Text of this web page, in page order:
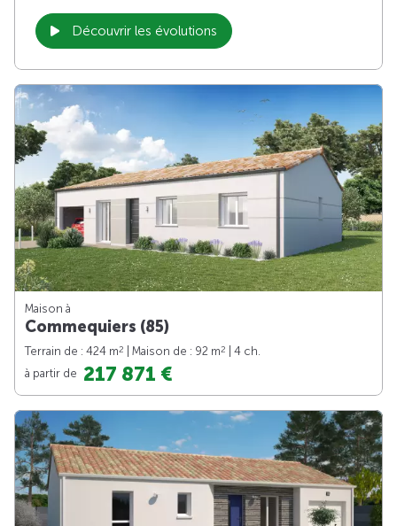
Découvrir les évolutions
Maison à
Commequiers (85)
Terrain de : 424 m2 | Maison de : 92 m2
| 4 ch.
à partir de 217 871 €